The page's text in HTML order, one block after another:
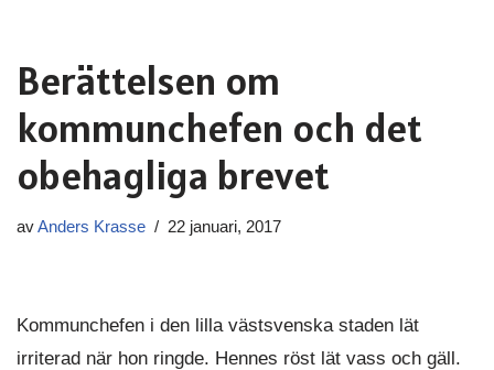
Berättelsen om
kommunchefen och det
obehagliga brevet
avAnders Krasse 22 januari, 2017
Kommunchefen i den lilla västsvenska staden lät
irriterad när hon ringde. Hennes röst lät vass och gäll.